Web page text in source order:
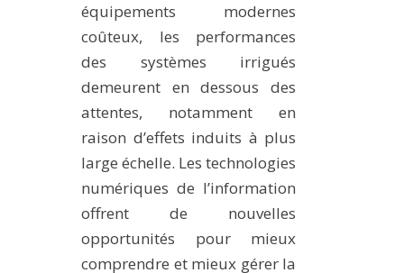
équipements modernes
coûteux, les performances
des systèmes irrigués
demeurent en dessous des
attentes, notamment en
raison d’effets induits à plus
large échelle. Les technologies
numériques de l’information
offrent de nouvelles
opportunités pour mieux
comprendre et mieux gérer la